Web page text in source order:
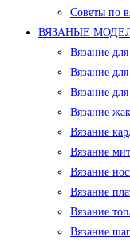
Советы по
ВЯЗАНЫЕ
Вязание
Вязание
Вязание
Вязание
Вязание
Вязание
Вязание
Вязание
Вязание
Вязание